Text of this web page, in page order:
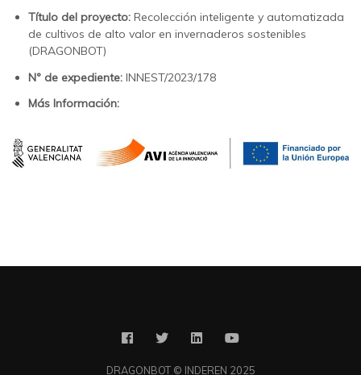
Título del proyecto: Recolección inteligente y automatizada
de cultivos de alto valor en invernaderos sostenibles
(DRAGONBOT)
Nº de expediente: INNEST/2023/178
Más Información:
DRAGONBOT © INDEREN 2025